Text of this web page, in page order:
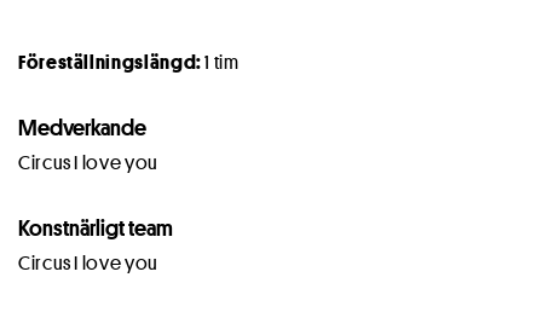
Föreställningslängd:1 tim
Medverkande
Circus I love you
Konstnärligt team
Circus I love you